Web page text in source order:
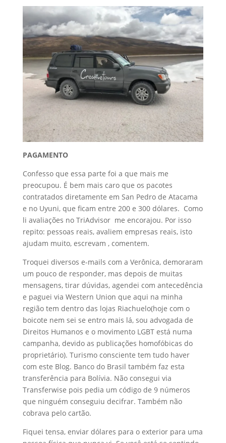
PAGAMENTO
Confesso que essa parte foi a que mais me
preocupou. É bem mais caro que os pacotes
contratados diretamente em San Pedro de Atacama
e no Uyuni, que ficam entre 200 e 300 dólares. Como
li avaliações no TriAdvisor me encorajou. Por isso
repito: pessoas reais, avaliem empresas reais, isto
ajudam muito, escrevam , comentem.
Troquei diversos e-mails com a Verônica, demoraram
um pouco de responder, mas depois de muitas
mensagens, tirar dúvidas, agendei com antecedência
e paguei via Western Union que aqui na minha
região tem dentro das lojas Riachuelo(hoje com o
boicote nem sei se entro mais lá, sou advogada de
Direitos Humanos e o movimento LGBT está numa
campanha, devido as publicações homofóbicas do
proprietário). Turismo consciente tem tudo haver
com este Blog. Banco do Brasil também faz esta
transferência para Bolívia. Não consegui via
Transferwise pois pedia um código de 9 números
que ninguém conseguiu decifrar. Também não
cobrava pelo cartão.
Fiquei tensa, enviar dólares para o exterior para uma